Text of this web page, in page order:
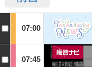
07:00
07:45